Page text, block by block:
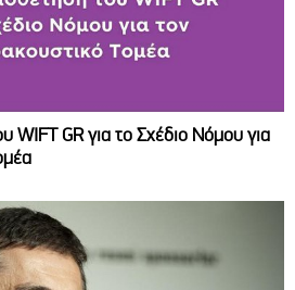
WIFT GR για το Σχέδιο Νόμου για